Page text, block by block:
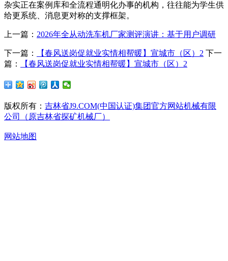
杂实正在案例库和全流程通明化办事的机构，往往能为学生供
给更系统、消息更对称的支撑框架。
上一篇： 2026年全从动洗车机厂家测评演讲：基于用户调研
下一篇： 【春风送岗促就业实情相帮暖】宣城市（区）2 下一
篇：
【春风送岗促就业实情相帮暖】宣城市（区）2
版权所有： 吉林省J9.COM(中国认证)集团官方网站机械有限
公司（原吉林省探矿机械厂）
网站地图